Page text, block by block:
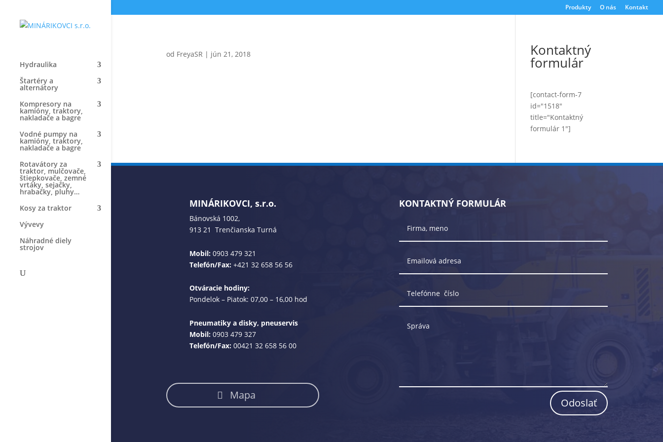
Produkty O nás Kontakt
Hydraulika
Štartéry a
alternátory
Kompresory na
kamióny, traktory,
nakladače a bagre
Vodné pumpy na
kamióny, traktory,
nakladače a bagre
Rotavátory za
traktor, mulčovače,
štiepkovače, zemné
vrtáky, sejačky,
hrabačky, pluhy…
Kosy za traktor
Vývevy
Náhradné diely
strojov
od FreyaSR | jún 21, 2018 Kontaktný
formulár
[contact-form-7
id="1518"
title="Kontaktný
formulár 1"]
MINÁRIKOVCI, s.r.o.
Bánovská 1002,
913 21 Trenčianska Turná
Mobil: 0903 479 321
Telefón/Fax: +421 32 658 56 56
Otváracie hodiny:
Pondelok – Piatok: 07,00 – 16,00 hod
Pneumatiky a disky, pneuservis
Mobil: 0903 479 327
Telefón/Fax: 00421 32 658 56 00
Mapa
KONTAKTNÝ FORMULÁR
Odoslať